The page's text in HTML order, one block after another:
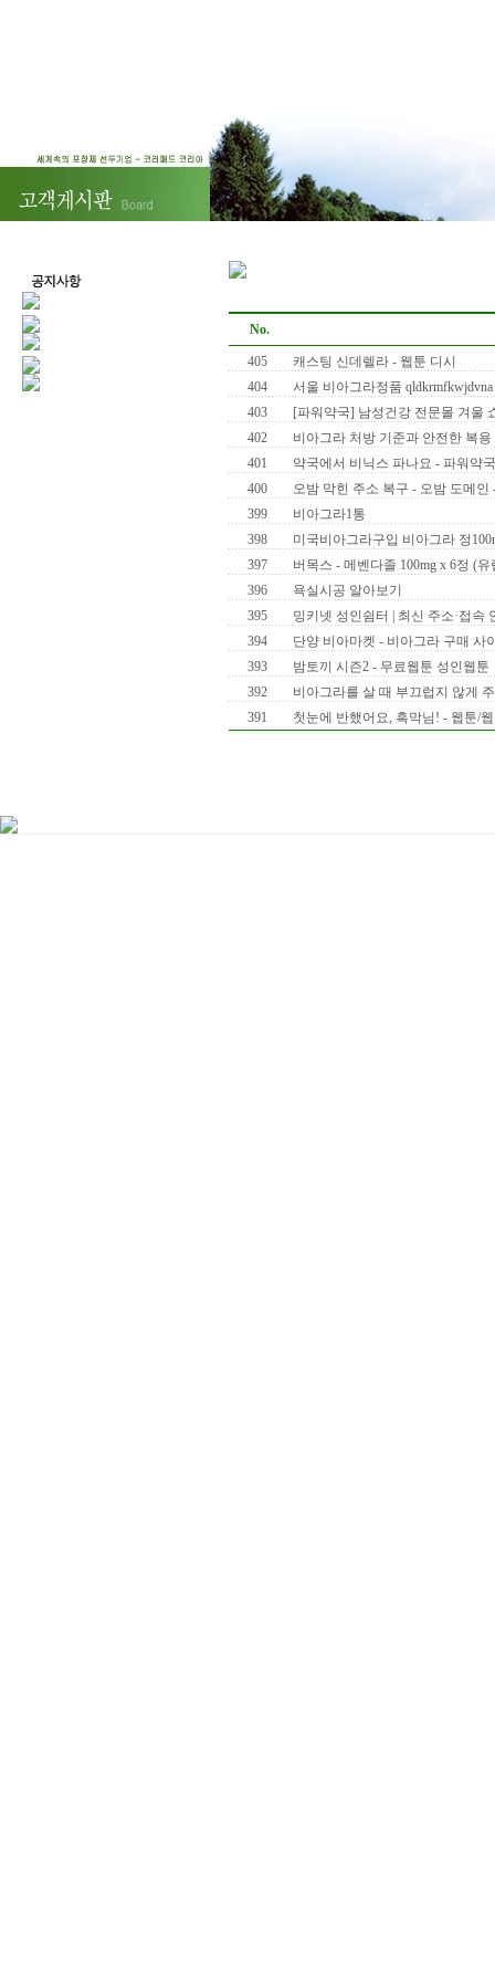
No.
405
캐스팅 신데렐라 - 웹툰 디시
404
서울 비아그라정품 qldkrmfkwjdvna
403
[파워약국] 남성건강 전문몰 겨울
402
비아그라 처방 기준과 안전한 복
401
약국에서 비닉스 파나요 - 파워약국
400
오밤 막힌 주소 복구 - 오밤 도메인
399
비아그라1통
398
미국비아그라구입 비아그라 정
397
버목스 - 메벤다졸 100mg x 6정 (
396
욕실시공 알아보기
395
밍키넷 성인쉼터 | 최신 주소·접속
394
단양 비아마켓 - 비아그라 구매 사
393
밤토끼 시즌2 - 무료웹툰 성인웹툰
392
비아그라를 살 때 부끄럽지 않게
391
첫눈에 반했어요, 흑막님! - 웹툰/